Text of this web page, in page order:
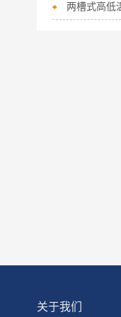
关于我们